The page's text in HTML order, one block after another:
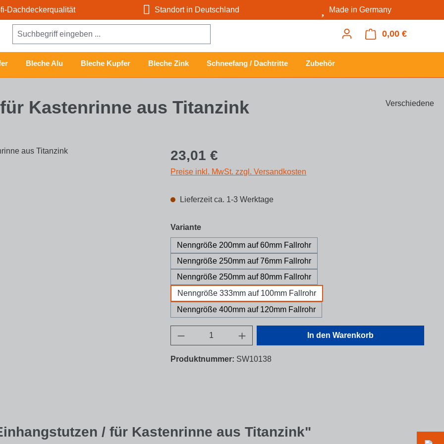
Dachdeckerqualität Standort in Deutschland Made in Germany
0,00 €
Bleche Alu Bleche Kupfer Bleche Zink Schneefang / Dachtritte Zubehör
Kastenrinne aus Titanzink Verschiedene
Regulärer Preis:
23,01 €
Preise inkl. MwSt. zzgl. Versandkosten
Lieferzeit ca. 1-3 Werktage
Varianteauswählen
Nenngröße 200mm auf 60mm Fallrohr
Nenngröße 250mm auf 76mm Fallrohr
Nenngröße 250mm auf 80mm Fallrohr
Nenngröße 333mm auf 100mm Fallrohr
Nenngröße 400mm auf 120mm Fallrohr
Produkt Anzahl: Gib den gewünschten Wert ein
In den Warenkorb
Produktnummer: SW10138
/ für Kastenrinne aus Titanzink"